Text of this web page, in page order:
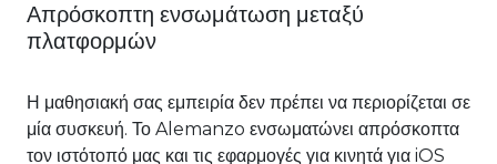
Απρόσκοπτη ενσωμάτωση μεταξύ
πλατφορμών
Η μαθησιακή σας εμπειρία δεν πρέπει να περιορίζεται σε
μία συσκευή. Το Alemanzo ενσωματώνει απρόσκοπτα
τον ιστότοπό μας και τις εφαρμογές για κινητά για iOS